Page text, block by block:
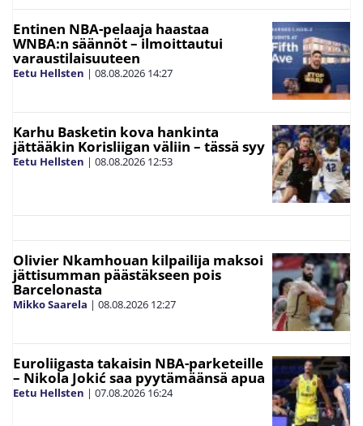
Entinen NBA-pelaaja haastaa
WNBA:n säännöt – ilmoittautui
varaustilaisuuteen
Eetu Hellsten | 08.08.2026 14:27
Karhu Basketin kova hankinta
jättääkin Korisliigan väliin – tässä syy
Eetu Hellsten | 08.08.2026 12:53
Olivier Nkamhouan kilpailija maksoi
jättisumman päästäkseen pois
Barcelonasta
Mikko Saarela | 08.08.2026 12:27
Euroliigasta takaisin NBA-parketeille
– Nikola Jokić saa pyytämäänsä apua
Eetu Hellsten | 07.08.2026 16:24